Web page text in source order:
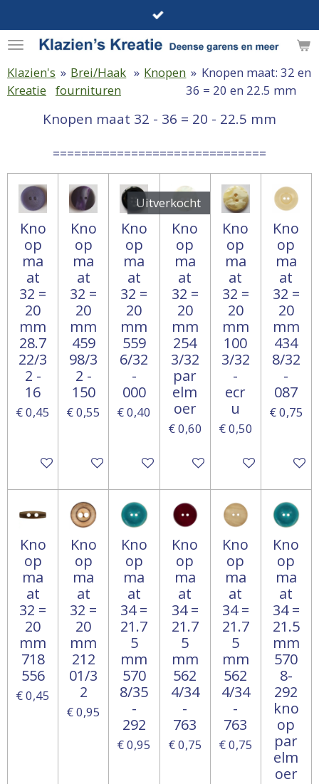
direct
naar
de
hoofdinhoud
Klazien's
Kreatie
» Brei/Haak
fournituren
» Knopen » Knopen maat: 32 en
36 = 20 en 22.5 mm
Knopen maat 32 - 36 = 20 - 22.5 mm
==============================
Kno
op
ma
at
32 =
20
mm
28.7
22/3
2 -
16
€ 0,45
In winkelwagen
Kno
op
ma
at
32 =
20
mm
459
98/3
2 -
150
€ 0,55
In winkelwagen
Kno
op
ma
at
32 =
20
mm
559
6/32
-
000
€ 0,40
In winkelwagen
Uitverkocht
Kno
op
ma
at
32 =
20
mm
254
3/32
par
elm
oer
€ 0,60
Houd mij op de hoogte
Kno
op
ma
at
32 =
20
mm
100
3/32
-
ecr
u
€ 0,50
In winkelwagen
Kno
op
ma
at
32 =
20
mm
434
8/32
-
087
€ 0,75
In
Kno
op
ma
at
32 =
20
mm
718
556
€ 0,45
Kno
op
ma
at
32 =
20
mm
212
01/3
2
€ 0,95
Kno
op
ma
at
34 =
21.7
5
mm
570
8/35
-
292
€ 0,95
Kno
op
ma
at
34 =
21.7
5
mm
562
4/34
-
763
€ 0,75
Kno
op
ma
at
34 =
21.7
5
mm
562
4/34
-
763
€ 0,75
Kno
op
ma
at
34 =
21.5
mm
570
8-
292
kno
op
par
elm
oer